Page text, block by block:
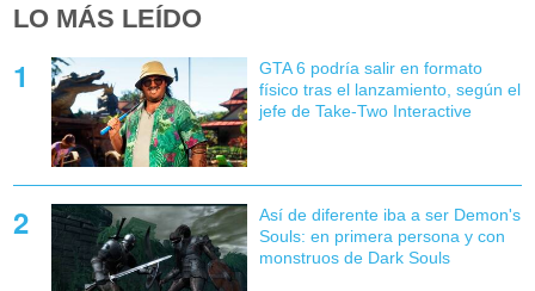
LO MÁS LEÍDO
GTA 6 podría salir en formato
físico tras el lanzamiento, según el
jefe de Take-Two Interactive
Así de diferente iba a ser Demon's
Souls: en primera persona y con
monstruos de Dark Souls